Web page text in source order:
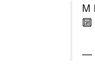
M
🔟
—